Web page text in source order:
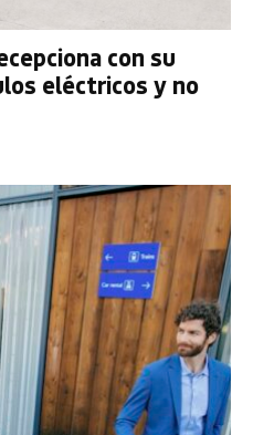
con su
eléctricos y no